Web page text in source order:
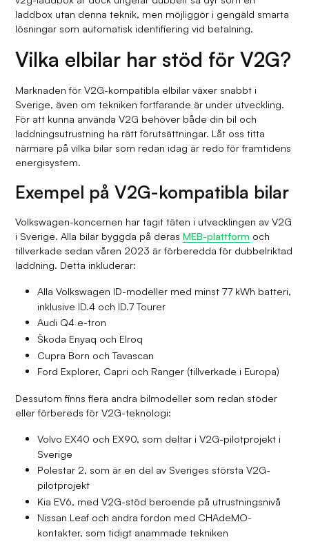
laddbox utan denna teknik, men möjliggör i gengäld smarta
lösningar som automatisk identifiering vid betalning.
Vilka elbilar har stöd för V2G?
Marknaden för V2G-kompatibla elbilar växer snabbt i
Sverige, även om tekniken fortfarande är under utveckling.
För att kunna använda V2G behöver både din bil och
laddningsutrustning ha rätt förutsättningar. Låt oss titta
närmare på vilka bilar som redan idag är redo för framtidens
energisystem.
Exempel på V2G-kompatibla bilar
Volkswagen-koncernen har tagit täten i utvecklingen av V2G
i Sverige. Alla bilar byggda på derasMEB-plattform och
tillverkade sedan våren 2023 är förberedda för dubbelriktad
laddning. Detta inkluderar:
Alla Volkswagen ID-modeller med minst 77 kWh batteri,
inklusive ID.4 och ID.7 Tourer
Audi Q4 e-tron
Škoda Enyaq och Elroq
Cupra Born och Tavascan
Ford Explorer, Capri och Ranger (tillverkade i Europa)
Dessutom finns flera andra bilmodeller som redan stöder
eller förbereds för V2G-teknologi:
Volvo EX40 och EX90, som deltar i V2G-pilotprojekt i
Sverige
Polestar 2, som är en del av Sveriges största V2G-
pilotprojekt
Kia EV6, med V2G-stöd beroende på utrustningsnivå
Nissan Leaf och andra fordon med CHAdeMO-
kontakter, som tidigt anammade tekniken